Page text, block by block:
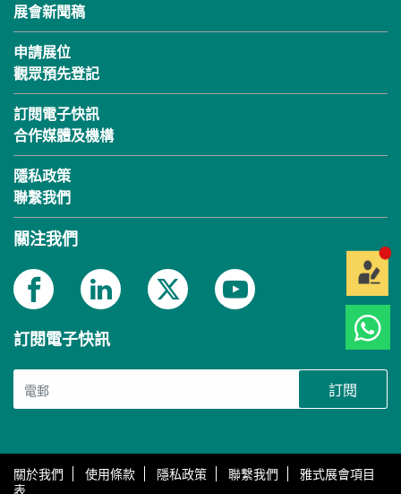
展會新聞稿
申請展位
觀眾預先登記
訂閱電子快訊
合作媒體及機構
隱私政策
聯繫我們
關注我們
訂閱電子快訊
訂閱
關於我們 使用條款 隱私政策 聯繫我們
雅式展會項目
表